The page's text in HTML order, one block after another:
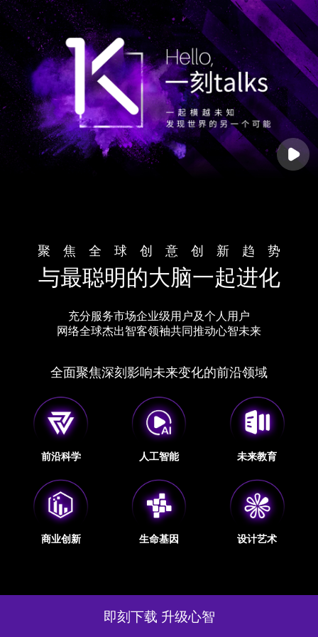
聚焦全球创意创新趋 势
与最聪明的大脑一起进化
充分服务市场企业级用户及个人用户
网络全球杰出智客领袖共同推动心智未来
全面聚焦深刻影响未来变化的前沿领域
前沿科学 人工智能 未来教育
商业创新 生命基因 设计艺术
即刻下载 升级心智